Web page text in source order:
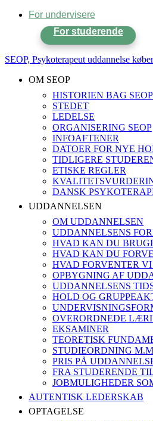
For undervisere
For studerende
SEOP, Psykoterapeut uddannelse
OM SEOP
HISTORIEN BAG SEOP
STEDET
LEDELSE
ORGANISERING SEOP
INFOAFTENER
DATOER FOR NYE
TIDLIGERE
ETISKE REGLER
DANSK
UDDANNELSEN
OM UDDANNELSEN
UDDANNELSENS
HVAD KAN DU
HVAD KAN DU
HVAD FORVENTER
OPBYGNING AF
UDDANNELSENS
HOLD OG
OVERORDNEDE
EKSAMINER
TEORETISK
STUDIEORDNING
PRIS PÅ
FRA STUDERENDE
JOBMULIGHEDER
AUTENTISK LEDERSKAB
OPTAGELSE